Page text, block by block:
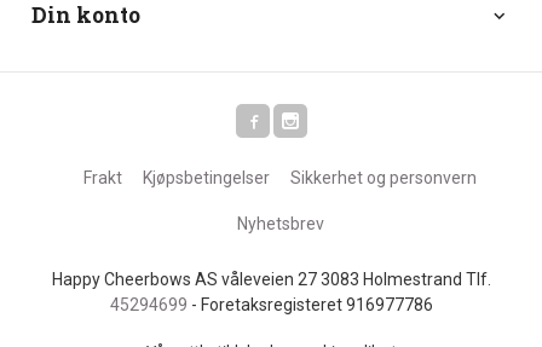
Din konto
Frakt Kjøpsbetingelser Sikkerhet og personvern
Nyhetsbrev
Happy Cheerbows AS våleveien 27 3083 Holmestrand Tlf.
45294699 - Foretaksregisteret 916977786